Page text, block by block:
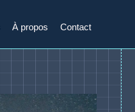
À propos Contact